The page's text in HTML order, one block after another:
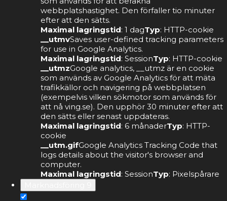
webbplatshastighet. Den förfaller tio minuter
efter att den sätts.
Maximal lagringstid: 1 dagTyp: HTTP-cookie
__utmvSaves user-defined tracking parameters
for use in Google Analytics.
Maximal lagringstid: SessionTyp: HTTP-cookie
__utmzGoogle analytics, __utmz är en cookie
som används av Google Analytics för att mäta
trafikkällor och navigering på webbplatsen
(exempelvis vilken sökmotor som används för
att nå ving.se). Den upphör 30 minuter efter att
den sätts eller senast uppdateras.
Maximal lagringstid: 6 månaderTyp: HTTP-
cookie
__utm.gifGoogle Analytics Tracking Code that
logs details about the visitor's browser and
computer.
Maximal lagringstid: SessionTyp: Pixelspårare